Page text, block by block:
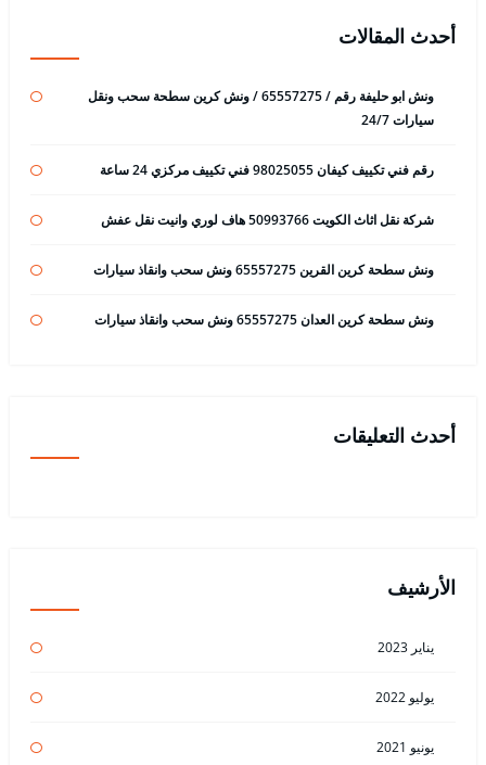
أحدث المقالات
ونش ابو حليفة رقم / 65557275 / ونش كرين سطحة سحب ونقل
سيارات 24/7
رقم فني تكييف كيفان 98025055 فني تكييف مركزي 24 ساعة
شركة نقل اثاث الكويت 50993766 هاف لوري وانيت نقل عفش
ونش سطحة كرين القرين 65557275 ونش سحب وانقاذ سيارات
ونش سطحة كرين العدان 65557275 ونش سحب وانقاذ سيارات
أحدث التعليقات
الأرشيف
يناير 2023
يوليو 2022
يونيو 2021